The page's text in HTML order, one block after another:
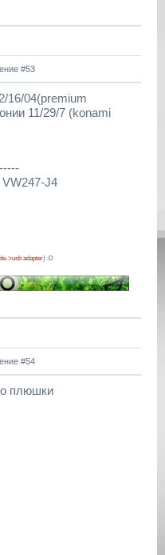
#53
16/04(premium
11/29/7 (konami
VW247-J4
>usb adapter) :D
#54
плюшки